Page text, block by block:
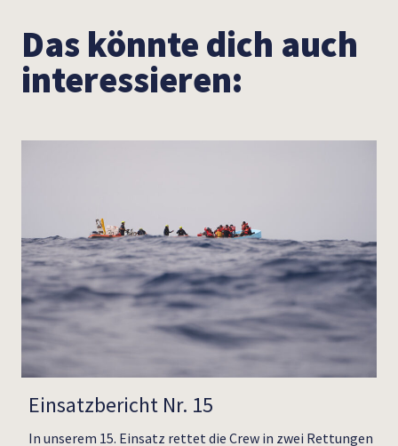
Das könnte dich auch
interessieren:
Einsatzbericht Nr. 15
In unserem 15. Einsatz rettet die Crew in zwei Rettungen